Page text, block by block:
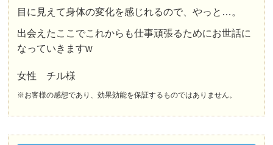
目に見えて身体の変化を感じれるので、やっと…。
出会えたここでこれからも仕事頑張るためにお世話に
なっていきますw
女性 チル様
※お客様の感想であり、効果効能を保証するものではありません。